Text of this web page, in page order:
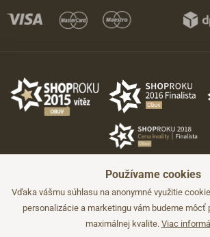
Používame cookies
Vďaka vášmu súhlasu na anonymné využitie
personalizácie a marketingu vám budeme môcť
maximálnej kvalite. Viac